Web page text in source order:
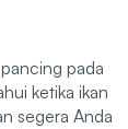
pada
ketika ikan
segera Anda